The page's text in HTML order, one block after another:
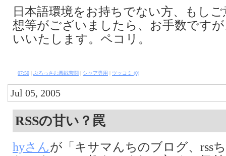
日本語環境をお持ちでない方、もし
想等がございましたら、お手数です
いいたします。ペコリ。
07:50 | ぶろっさむ悪戦苦闘 | シャア専用 | ツッコミ (0)
Jul 05, 2005
RSSの甘い？罠
hyさんが「キサマんちのブログ、rss